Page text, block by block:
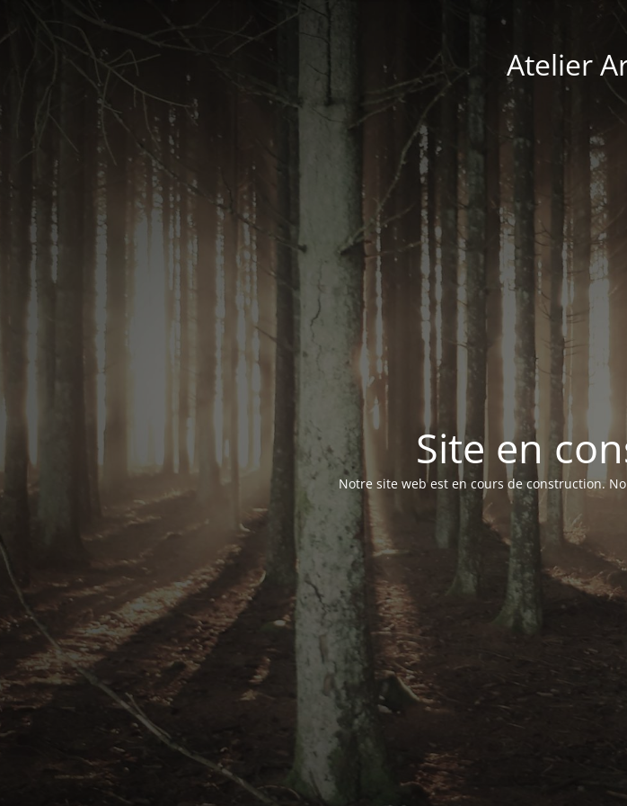
Atelier
Site en
Notre site web est en cours de construction.